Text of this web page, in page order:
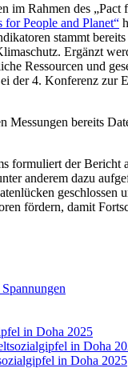
im Rahmen des
for People and Planet“
stammt
Ergänzt
Ressourcen und
der 4. Konferenz zur
Messungen bereits
formuliert der
anderem dazu
fördern, damit
in Doha 2025
in Doha 2025